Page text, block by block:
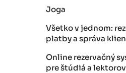
Joga
Všetko v jednom:
platby a správa
Online rezervačný
pre štúdiá a lektorov